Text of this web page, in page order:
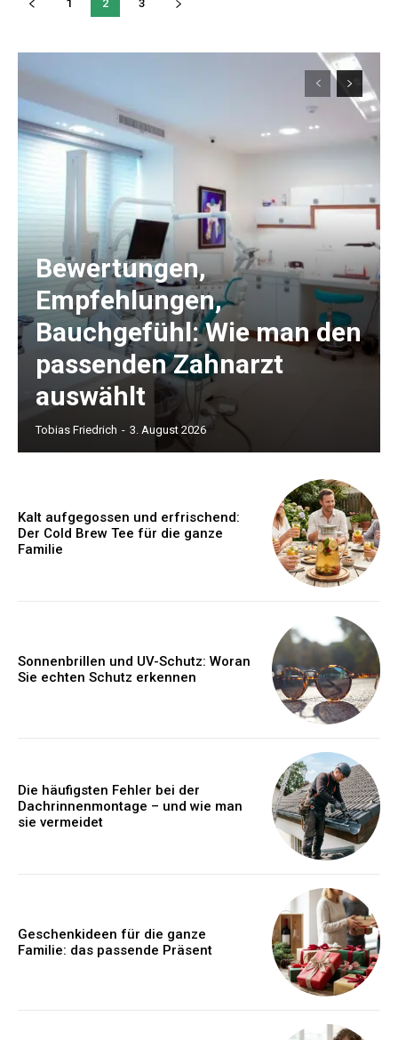
1 2 3
Bewertungen,
Empfehlungen,
Bauchgefühl: Wie man den
passenden Zahnarzt
auswählt
Tobias Friedrich - 3. August 2026
Kalt aufgegossen und erfrischend:
Der Cold Brew Tee für die ganze
Familie
Sonnenbrillen und UV-Schutz: Woran
Sie echten Schutz erkennen
Die häufigsten Fehler bei der
Dachrinnenmontage – und wie man
sie vermeidet
Geschenkideen für die ganze
Familie: das passende Präsent